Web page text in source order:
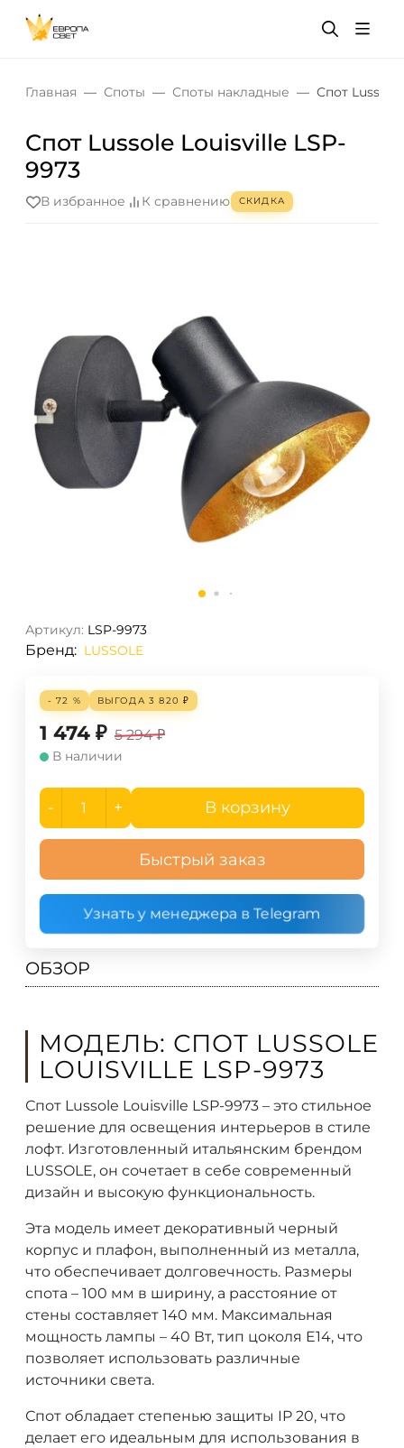
Главная Споты Споты накладные Спот Lussole
Спот Lussole Louisville LSP-
9973
В избранное К сравнению СКИДКА
Артикул: LSP-9973
Бренд: LUSSOLE
- 72 % ВЫГОДА 3 820 ₽
1 474 ₽ 5 294 ₽
В наличии
- + В корзину
Быстрый заказ
Узнать у менеджера в Telegram
ОБЗОР
МОДЕЛЬ: СПОТ LUSSOLE
LOUISVILLE LSP-9973
Спот Lussole Louisville LSP-9973 – это стильное
решение для освещения интерьеров в стиле
лофт. Изготовленный итальянским брендом
LUSSOLE, он сочетает в себе современный
дизайн и высокую функциональность.
Эта модель имеет декоративный черный
корпус и плафон, выполненный из металла,
что обеспечивает долговечность. Размеры
спота – 100 мм в ширину, а расстояние от
стены составляет 140 мм. Максимальная
мощность лампы – 40 Вт, тип цоколя E14, что
позволяет использовать различные
источники света.
Спот обладает степенью защиты IP 20, что
делает его идеальным для использования в